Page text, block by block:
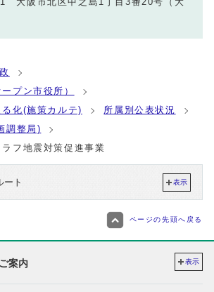
プン市役所）
化(施策カルテ)
所属別公表状況
調整局)
フ地震対策促進事業
ート 表示
ページの先頭へ戻る
案内 表示